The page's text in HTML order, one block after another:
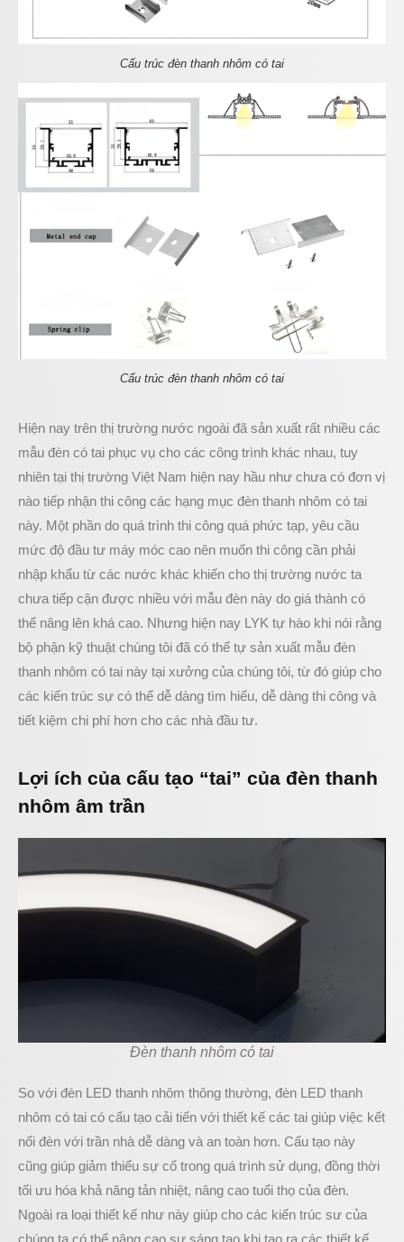
Cấu trúc đèn thanh nhôm có tai
Cấu trúc đèn thanh nhôm có tai
Hiện nay trên thị trường nước ngoài đã sản xuất rất nhiều các
mẫu đèn có tai phục vụ cho các công trình khác nhau, tuy
nhiên tại thị trường Việt Nam hiện nay hầu như chưa có đơn vị
nào tiếp nhận thi công các hạng mục đèn thanh nhôm có tai
này. Một phần do quá trình thi công quá phức tạp, yêu cầu
mức độ đầu tư máy móc cao nên muốn thi công cần phải
nhập khẩu từ các nước khác khiến cho thị trường nước ta
chưa tiếp cận được nhiều với mẫu đèn này do giá thành có
thể nâng lên khá cao. Nhưng hiện nay LYK tự hào khi nói rằng
bộ phận kỹ thuật chúng tôi đã có thể tự sản xuất mẫu đèn
thanh nhôm có tai này tại xưởng của chúng tôi, từ đó giúp cho
các kiến trúc sự có thể dễ dàng tìm hiểu, dễ dàng thi công và
tiết kiệm chi phí hơn cho các nhà đầu tư.
Lợi ích của cấu tạo “tai” của đèn thanh
nhôm âm trần
Đèn thanh nhôm có tai
So với đèn LED thanh nhôm thông thường, đèn LED thanh
nhôm có tai có cấu tạo cải tiến với thiết kế các tai giúp việc kết
nối đèn với trần nhà dễ dàng và an toàn hơn. Cấu tạo này
cũng giúp giảm thiểu sự cố trong quá trình sử dụng, đồng thời
tối ưu hóa khả năng tản nhiệt, nâng cao tuổi thọ của đèn.
Ngoài ra loại thiết kế như này giúp cho các kiến trúc sư của
chúng ta có thể nâng cao sự sáng tạo khi tạo ra các thiết kế